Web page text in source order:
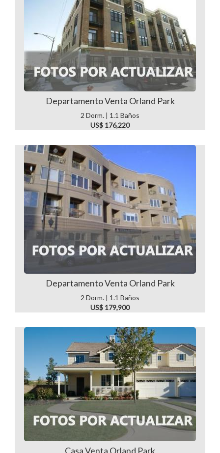
Departamento Venta Orland Park
2 Dorm. | 1.1 Baños
US$ 176,220
Departamento Venta Orland Park
2 Dorm. | 1.1 Baños
US$ 179,900
Casa Venta Orland Park